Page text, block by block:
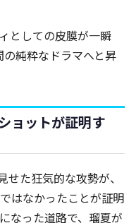
としての皮膜が一瞬
純粋なドラマへと昇
ョットが証明す
た狂気的な攻勢が、
はなかったことが証明
なった道路で、瑠夏が